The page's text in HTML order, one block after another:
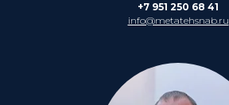
+7 951 250 68 41
info@metatehsnab.ru